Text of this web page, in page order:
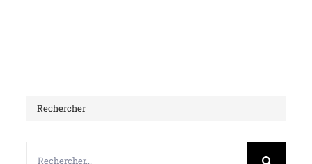
Rechercher